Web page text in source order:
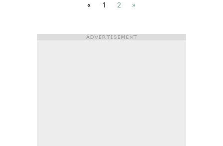
« 1 2 »